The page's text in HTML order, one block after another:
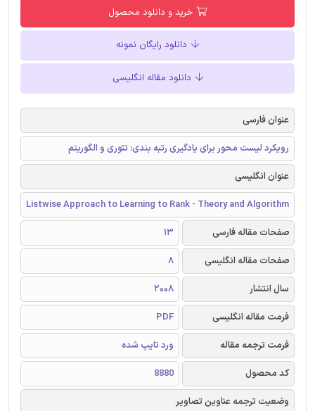
خرید و دانلود محصول
دانلود رایگان نمونه
دانلود مقاله انگلیسی
عنوان فارسی
رویکرد لیست محور برای یادگیری رتبه بندی: تئوری و الگوریتم
عنوان انگلیسی
Listwise Approach to Learning to Rank - Theory and Algorithm
صفحات مقاله فارسی
13
صفحات مقاله انگلیسی
8
سال انتشار
2008
فرمت مقاله انگلیسی
PDF
فرمت ترجمه مقاله
ورد تایپ شده
کد محصول
8880
وضعیت ترجمه عناوین تصاویر